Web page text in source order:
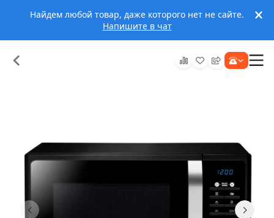
Найдем любой товар, даже которого нет не сайте.
Напишите в чат